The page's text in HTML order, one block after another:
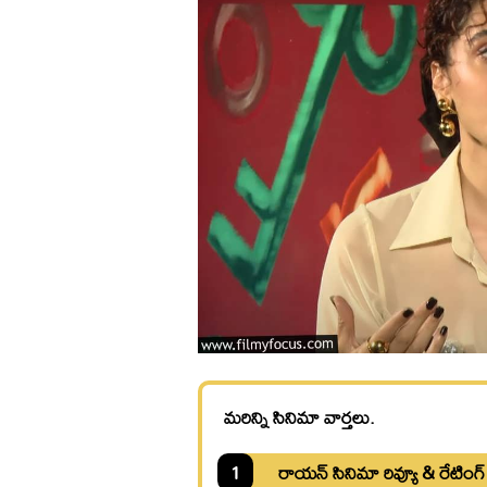
మరిన్ని సినిమా వార్తలు.
1
రాయన్ సినిమా రివ్యూ &